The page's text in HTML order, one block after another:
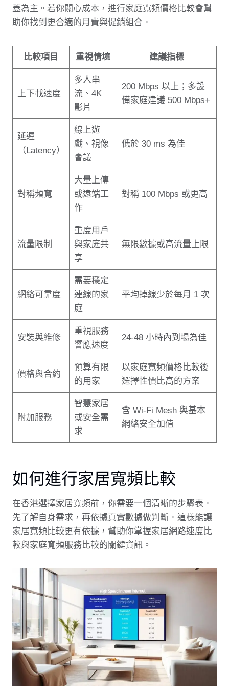
蓋為主。若你關心成本，進行家庭寬頻價格比較會幫
助你找到更合適的月費與促銷組合。
比較項目 重視情境 建議指標
上下載速度
多人串
流、4K
影片
200 Mbps 以上；多設
備家庭建議 500 Mbps+
延遲
（Latency）
線上遊
戲、視像
會議
低於 30 ms 為佳
對稱頻寬
大量上傳
或遠端工
作
對稱 100 Mbps 或更高
流量限制
重度用戶
與家庭共
享
無限數據或高流量上限
網絡可靠度
需要穩定
連線的家
庭
平均掉線少於每月 1 次
安裝與維修
重視服務
響應速度
24-48 小時內到場為佳
價格與合約
預算有限
的用家
以家庭寬頻價格比較後
選擇性價比高的方案
附加服務
智慧家居
或安全需
求
含 Wi‑Fi Mesh 與基本
網絡安全加值
如何進行家居寬頻比較
在香港選擇家居寬頻前，你需要一個清晰的步驟表。
先了解自身需求，再依據真實數據做判斷。這樣能讓
家居寬頻比較更有依據，幫助你掌握家居網路速度比
較與家庭寬頻服務比較的關鍵資訊。